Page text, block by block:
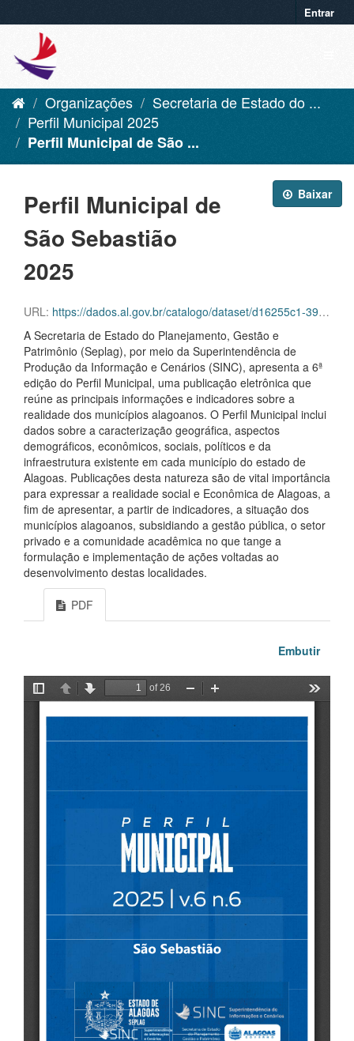
Entrar
Organizações
Secretaria de Estado do ...
Perfil Municipal 2025
Perfil Municipal de São ...
Baixar
Perfil Municipal de
São Sebastião
2025
URL: https://dados.al.gov.br/catalogo/dataset/d16255c1-39f6-42aa-92c8-eca419432ebf/resource/8966c66d-5bf8-44a8-96c2-2c9d043827d8/download/sao-sebastiao.pdf
A Secretaria de Estado do Planejamento, Gestão e
Patrimônio (Seplag), por meio da Superintendência de
Produção da Informação e Cenários (SINC), apresenta a 6ª
edição do Perfil Municipal, uma publicação eletrônica que
reúne as principais informações e indicadores sobre a
realidade dos municípios alagoanos. O Perfil Municipal inclui
dados sobre a caracterização geográfica, aspectos
demográficos, econômicos, sociais, políticos e da
infraestrutura existente em cada município do estado de
Alagoas. Publicações desta natureza são de vital importância
para expressar a realidade social e Econômica de Alagoas, a
fim de apresentar, a partir de indicadores, a situação dos
municípios alagoanos, subsidiando a gestão pública, o setor
privado e a comunidade acadêmica no que tange a
formulação e implementação de ações voltadas ao
desenvolvimento destas localidades.
PDF
Embutir